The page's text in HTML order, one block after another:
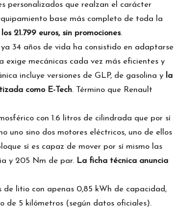
personalizados que realzan el carácter
base más completo de toda la
21.799 euros, sin promociones.
34 años de vida ha consistido en adaptarse
exige mecánicas cada vez más eficientes y
incluye versiones de GLP, de gasolina y la
como E-Tech. Término que Renault
con 1.6 litros de cilindrada que por sí
uno sino dos motores eléctricos, uno de ellos
sí es capaz de mover por sí mismo las
y 205 Nm de par. La ficha técnica anuncia
litio con apenas 0,85 kWh de capacidad,
de 5 kilómetros (según datos oficiales).